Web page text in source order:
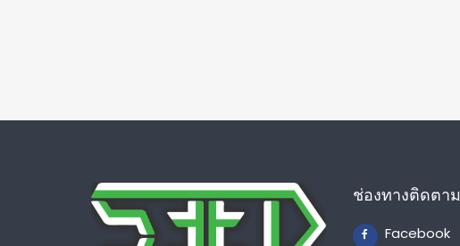
ช่องทางติดตาม
Facebook